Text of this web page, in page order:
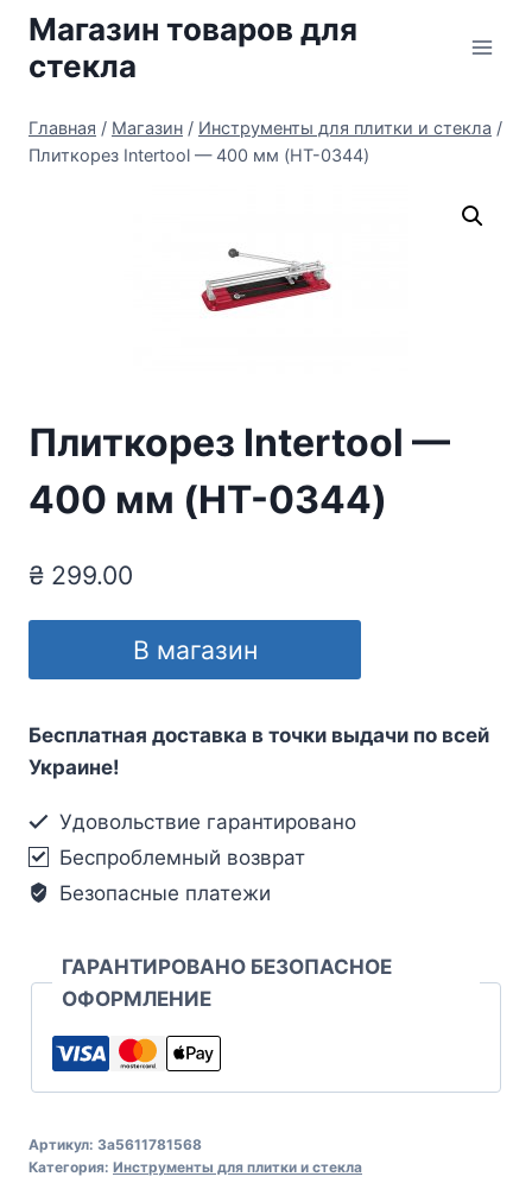
Перейти
содержимому
Магазин товаров для
стекла
Главная / Магазин / Инструменты для плитки и стекла /
Плиткорез Intertool — 400 мм (HT-0344)
Плиткорез Intertool —
400 мм (HT-0344)
₴ 299.00
В магазин
Бесплатная доставка в точки выдачи по всей
Украине!
Удовольствие гарантировано
Беспроблемный возврат
Безопасные платежи
ГАРАНТИРОВАНО БЕЗОПАСНОЕ
ОФОРМЛЕНИЕ
Артикул: 3a5611781568
Категория: Инструменты для плитки и стекла